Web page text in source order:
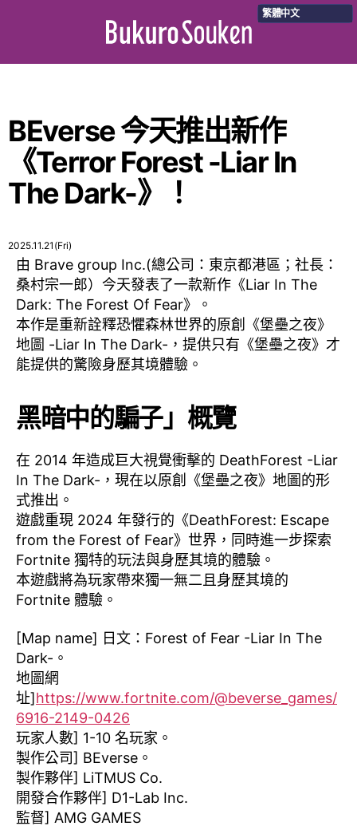
繁體中文
BEverse 今天推出新作
《Terror Forest -Liar In
The Dark-》！
2025.11.21(Fri)
由 Brave group Inc.(總公司：東京都港區；社長：
桑村宗一郎）今天發表了一款新作《Liar In The
Dark: The Forest Of Fear》。
本作是重新詮釋恐懼森林世界的原創《堡壘之夜》
地圖 -Liar In The Dark-，提供只有《堡壘之夜》才
能提供的驚險身歷其境體驗。
黑暗中的騙子」概覽
在 2014 年造成巨大視覺衝擊的 DeathForest -Liar
In The Dark-，現在以原創《堡壘之夜》地圖的形
式推出。
遊戲重現 2024 年發行的《DeathForest: Escape
from the Forest of Fear》世界，同時進一步探索
Fortnite 獨特的玩法與身歷其境的體驗。
本遊戲將為玩家帶來獨一無二且身歷其境的
Fortnite 體驗。
[Map name] 日文：Forest of Fear -Liar In The
Dark-。
地圖網
址]https://www.fortnite.com/@beverse_games/
6916-2149-0426
玩家人數] 1-10 名玩家。
製作公司] BEverse。
製作夥伴] LiTMUS Co.
開發合作夥伴] D1-Lab Inc.
監督] AMG GAMES